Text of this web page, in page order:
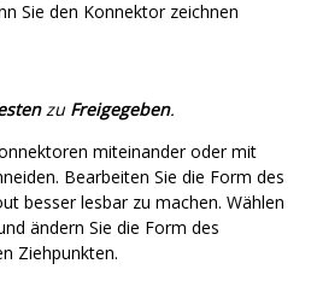
Sie den Konnektor zeichnen
zu Freigegeben.
miteinander oder mit
Bearbeiten Sie die Form des
besser lesbar zu machen. Wählen
ändern Sie die Form des
Ziehpunkten.